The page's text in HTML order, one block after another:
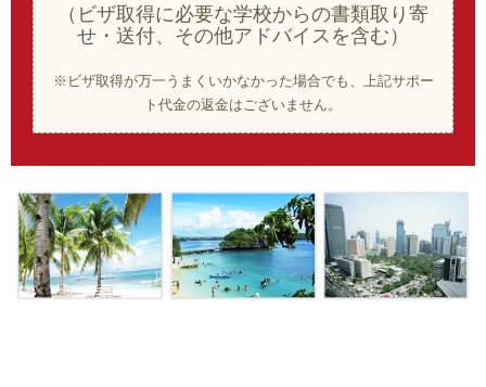
（ビザ取得に必要な学校からの書類取り寄
せ・送付、その他アドバイスを含む）
※ビザ取得が万一うまくいかなかった場合でも、上記サポー
ト代金の返金はございません。